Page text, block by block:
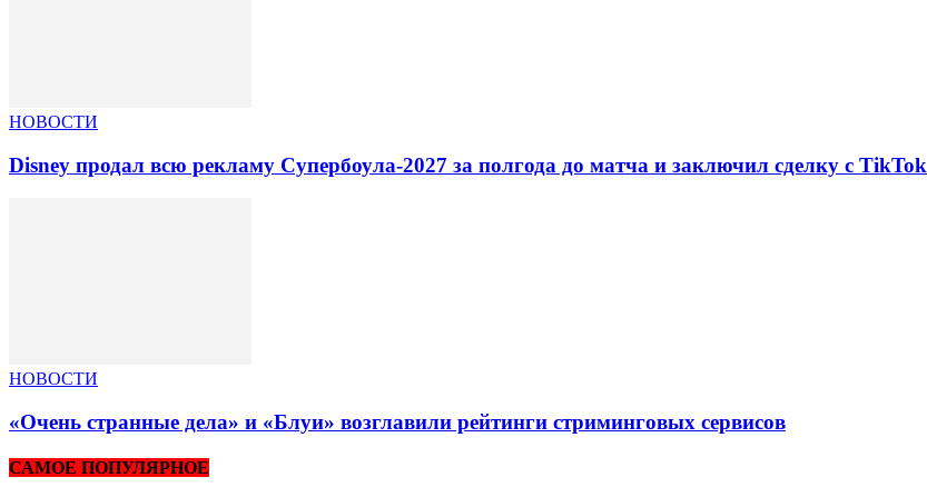
НОВОСТИ
Disney продал всю рекламу Супербоула-2027 за полгода до матча и заключил сделку с TikTok
НОВОСТИ
«Очень странные дела» и «Блуи» возглавили рейтинги стриминговых сервисов
САМОЕ ПОПУЛЯРНОЕ